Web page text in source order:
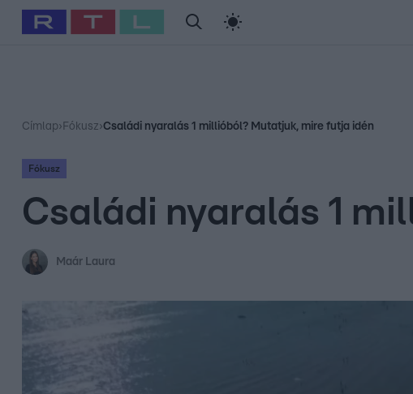
Babits Marcella Szellő István Most Wanted
Címlap› Fókusz›Családi nyaralás 1 millióból? Mutatjuk, mire futja idén
Fókusz
Családi nyaralás 1
Maár Laura